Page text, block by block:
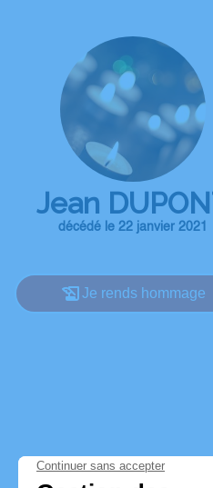
Jean
décédé le 22 janvier 2021
Je rends hommage